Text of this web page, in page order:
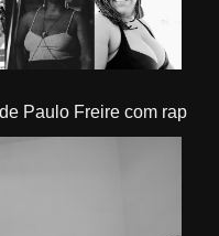
Paulo Freire com rap